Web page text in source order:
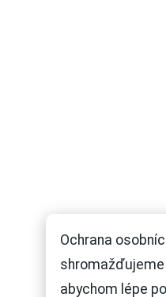
Ochrana
abychom lépe